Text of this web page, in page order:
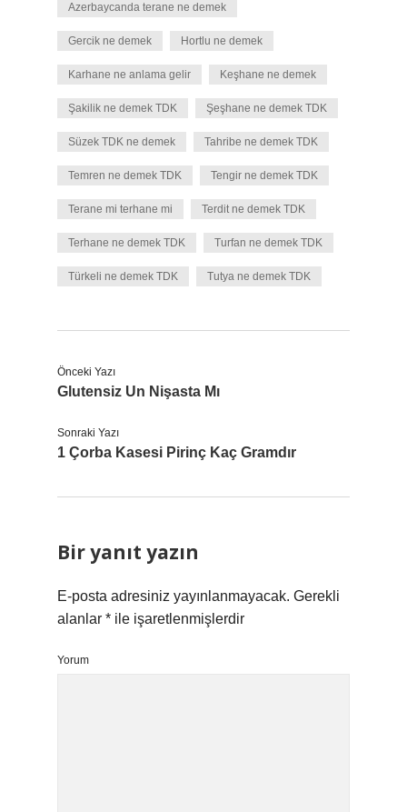
Azerbaycanda terane ne demek
Gercik ne demek Hortlu ne demek
Karhane ne anlama gelir Keşhane ne demek
Şakilik ne demek TDK Şeşhane ne demek TDK
Süzek TDK ne demek Tahribe ne demek TDK
Temren ne demek TDK Tengir ne demek TDK
Terane mi terhane mi Terdit ne demek TDK
Terhane ne demek TDK Turfan ne demek TDK
Türkeli ne demek TDK Tutya ne demek TDK
Önceki Yazı
Glutensiz Un Nişasta Mı
Sonraki Yazı
1 Çorba Kasesi Pirinç Kaç Gramdır
Bir yanıt yazın
E-posta adresiniz yayınlanmayacak. Gerekli
alanlar * ile işaretlenmişlerdir
Yorum